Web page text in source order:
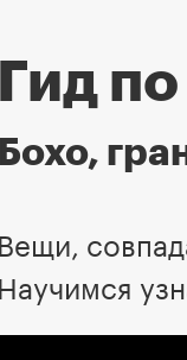
Гид
Бохо,
Вещи,
Научимся